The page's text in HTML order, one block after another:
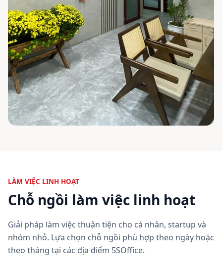
LÀM VIỆC LINH HOẠT
Chỗ ngồi làm việc linh hoạt
Giải pháp làm việc thuận tiện cho cá nhân, startup và
nhóm nhỏ. Lựa chọn chỗ ngồi phù hợp theo ngày hoặc
theo tháng tại các địa điểm 5SOffice.